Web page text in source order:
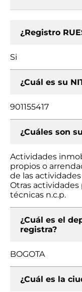
¿Registro
Si
¿Cuál es su
901155417
¿Cuáles son
Actividades
propios o
de las
Otras
técnicas n.c.p.
¿Cuál es el
registra?
BOGOTA
¿Cuál es la